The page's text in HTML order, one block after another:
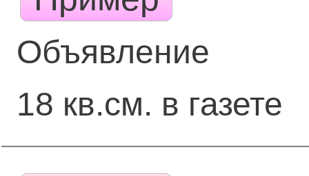
Объявление
18 кв.см. в газете